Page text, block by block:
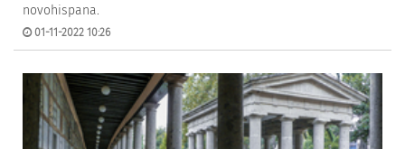
novohispana.
01-11-2022 10:26